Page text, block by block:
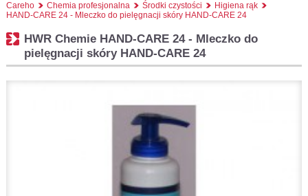
Careho Chemia profesjonalna Środki czystości
Higiena rąk
HAND-CARE 24 - Mleczko do pielęgnacji skóry HAND-CARE 24
HWR Chemie HAND-CARE 24 - Mleczko do
pielęgnacji skóry HAND-CARE 24